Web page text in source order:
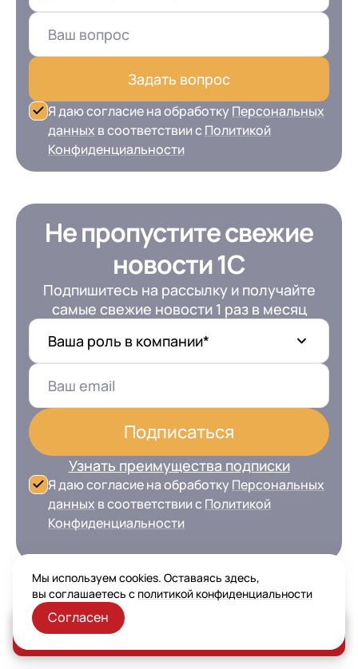
Задать вопрос
Я даю согласие на обработку Персональных
данных в соответствии сПолитикой
Конфиденциальности
Не пропустите свежие
новости 1С
Подпишитесь на рассылку и получайте
самые свежие новости 1 раз в месяц
Ваша роль в компании*
Подписаться
Узнать преимущества подписки
Я даю согласие на обработку Персональных
данных в соответствии сПолитикой
Конфиденциальности
Рассказать друзьям
Заказать консультацию
Мы используем cookies. Оставаясь здесь,
вы соглашаетесь с политикой конфиденциальности
Согласен